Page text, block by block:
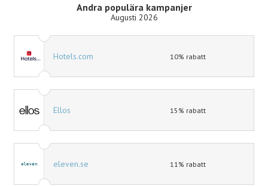
rabattkod hos oss idag!Andra populära kampanjer
Augusti 2026
Hotels.com 10% rabatt
Ellos 15% rabatt
eleven.se 11% rabatt